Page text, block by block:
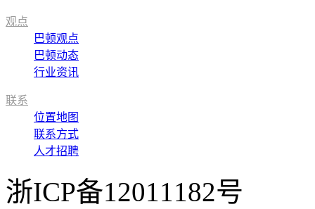
观点
巴顿观点
巴顿动态
行业资讯
联系
位置地图
联系方式
人才招聘
浙ICP备12011182号